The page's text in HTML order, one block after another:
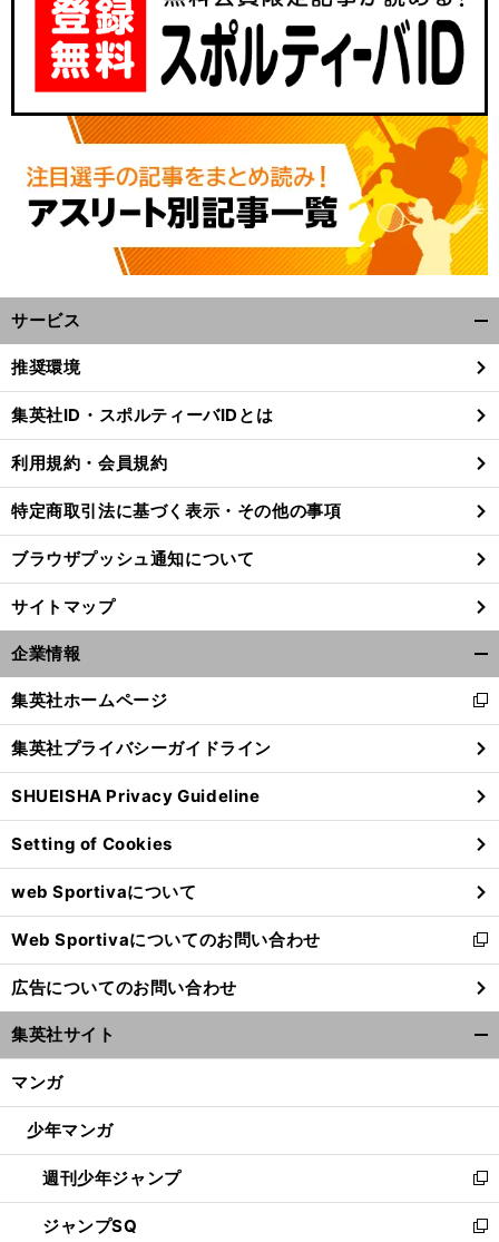
、
へ
サービス
閉
る
推奨環境
集英社ID・スポルティーバIDとは
利用規約・会員規約
特定商取引法に基づく表示・その他の事項
ブラウザプッシュ通知について
サイトマップ
企業情報
閉
る
集英社ホームページ
新
し
い
ウ
ィ
ン
ド
ウ
で
開
く
集英社プライバシーガイドライン
SHUEISHA Privacy Guideline
Setting of Cookies
web Sportivaについて
Web Sportivaについてのお問い合わせ
新
し
い
ウ
ィ
ン
ウ
開
く
広告についてのお問い合わせ
集英社サイト
マンガ
少年マンガ
週刊少年ジャンプ
新
し
い
ジャンプSQ
新